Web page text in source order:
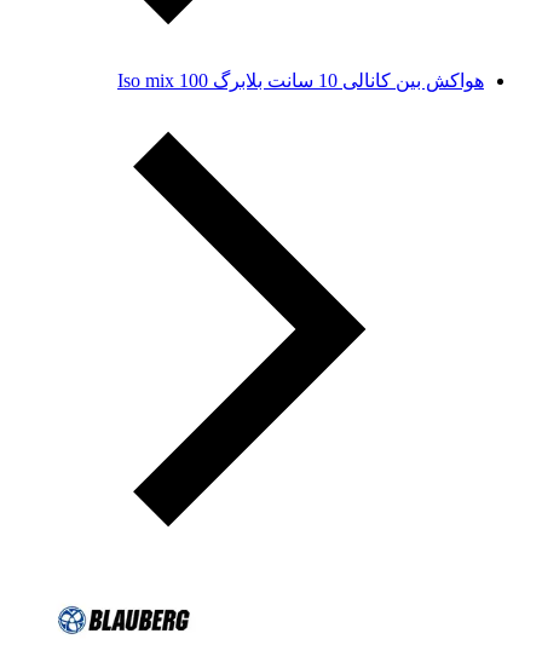
هواکش بین کانالی 10 سانت بلابرگ Iso mix 100